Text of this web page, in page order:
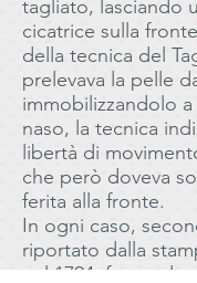
tagliato, lasciando
cicatrice sulla
della tecnica del
prelevava la pelle
immobilizzandolo
naso, la tecnica
libertà di
che però doveva
ferita alla fronte.
In ogni caso,
riportato dalla
nel 1794, furono le